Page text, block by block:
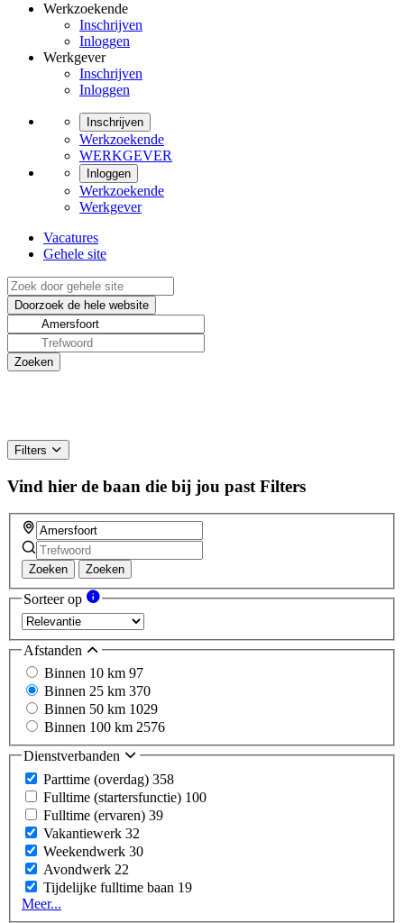
Werkzoekende
Inschrijven
Inloggen
Werkgever
Inschrijven
Inloggen
Inschrijven
Werkzoekende
WERKGEVER
Inloggen
Werkzoekende
Werkgever
Vacatures
Gehele site
Filters
Vind hier de baan die bij jou past Filters
Zoeken Zoeken
Sorteer op
Afstanden
Binnen 10 km 97
Binnen 25 km 370
Binnen 50 km 1029
Binnen 100 km 2576
Dienstverbanden
Parttime (overdag) 358
Fulltime (startersfunctie) 100
Fulltime (ervaren) 39
Vakantiewerk 32
Weekendwerk 30
Avondwerk 22
Tijdelijke fulltime baan 19
Meer...